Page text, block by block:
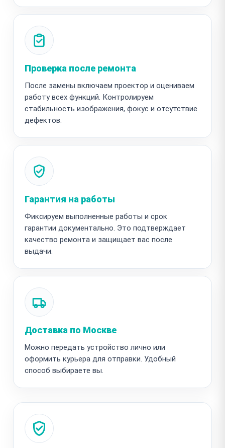
Проверка после ремонта
После замены включаем проектор и оцениваем
работу всех функций. Контролируем
стабильность изображения, фокус и отсутствие
дефектов.
Гарантия на работы
Фиксируем выполненные работы и срок
гарантии документально. Это подтверждает
качество ремонта и защищает вас после
выдачи.
Доставка по Москве
Можно передать устройство лично или
оформить курьера для отправки. Удобный
способ выбираете вы.